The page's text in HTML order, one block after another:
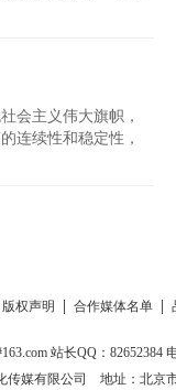
会主义伟大旗帜，
连续性和稳定性，
版权声明 合作媒体名单
站长QQ：82652384
传媒有限公司 地址：北京